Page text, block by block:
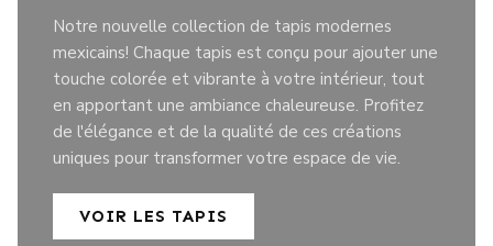
Notre nouvelle collection de tapis modernes
mexicains! Chaque tapis est conçu pour ajouter une
touche colorée et vibrante à votre intérieur, tout
en apportant une ambiance chaleureuse. Profitez
de l'élégance et de la qualité de ces créations
uniques pour transformer votre espace de vie.
VOIR LES TAPIS